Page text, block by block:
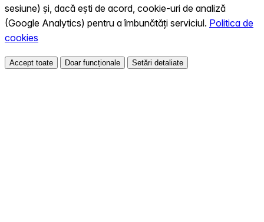
sesiune) și, dacă ești de acord, cookie-uri de analiză
(Google Analytics) pentru a îmbunătăți serviciul. Politica de
cookies
Accept toate Doar funcționale Setări detaliate